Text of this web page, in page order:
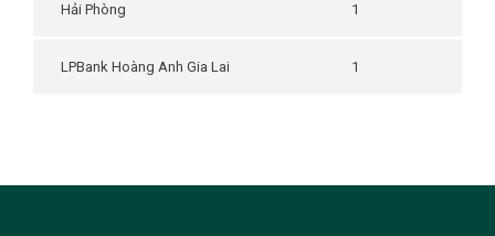
Hải Phòng 1
LPBank Hoàng Anh Gia Lai 1